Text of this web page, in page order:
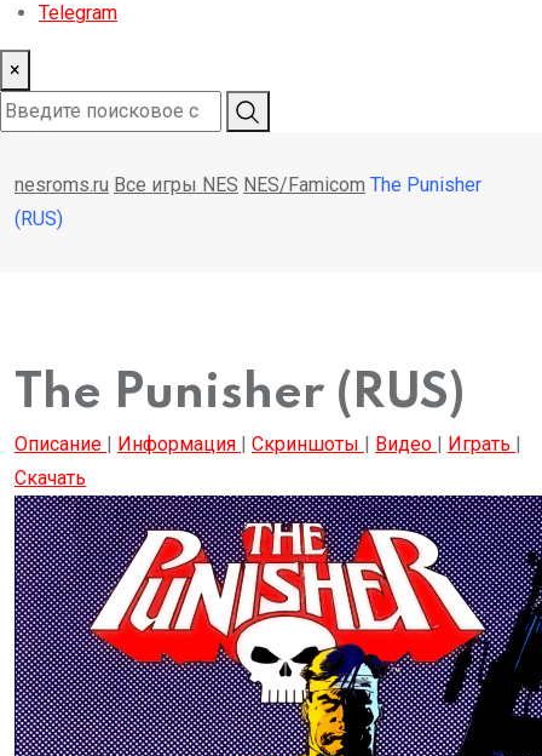
Telegram
×
nesroms.ru Все игры NES NES/Famicom The Punisher
(RUS)
The Punisher (RUS)
Описание | Информация | Скриншоты | Видео | Играть |
Скачать